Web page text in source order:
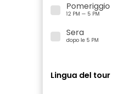
Pomeriggio
12 PM — 5 PM
Sera
dopo le 5 PM
Lingua del tour